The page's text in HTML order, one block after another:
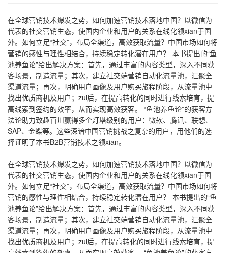
在全球营销技术爆发之势，如何加速营销技术落地中国？以微信为
代表的社交营销生态，使国内企业和用户的关系在线化领xian于国
外。如何立足“社交”，布局全渠道，高效获取流量？中国市场如何将
营销的感性与理性相结合，持续稳定转化潜在用户？ 本书提出的“鱼
池养鱼论”给出解决方案：首先，通过丰富的内容类型，深入不同获
客场景，制造流量；其次，建立社交端营销自动化流量池，汇聚全
渠道流量；再次，明确用户画像及用户购买旅程阶段，从流量池中
找出优质商机及用户；zui后，在提高转化的同时进行线索培育，提
高线索到签约的效率，从而实现高效获客。 “鱼池养鱼论”的获客方
法论助力致趣百川赢得多个灯塔级别的用户：微软、腾讯、联想、
SAP、金蝶等。这些深谙中国营销挑战之复杂的用户，用他们的选
择证明了本书B2B营销技术之领xian。
在全球营销技术爆发之势，如何加速营销技术落地中国？以微信为
代表的社交营销生态，使国内企业和用户的关系在线化领xian于国
外。如何立足“社交”，布局全渠道，高效获取流量？中国市场如何将
营销的感性与理性相结合，持续稳定转化潜在用户？ 本书提出的“鱼
池养鱼论”给出解决方案：首先，通过丰富的内容类型，深入不同获
客场景，制造流量；其次，建立社交端营销自动化流量池，汇聚全
渠道流量；再次，明确用户画像及用户购买旅程阶段，从流量池中
找出优质商机及用户；zui后，在提高转化的同时进行线索培育，提